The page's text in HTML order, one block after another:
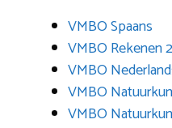
VMBO Spaans
VMBO Rekenen
VMBO
VMBO
VMBO